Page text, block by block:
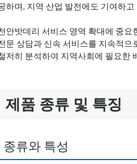
하며, 지역 산업 발전에도 기여하고
안밧데리 서비스 영역 확대에 중요
문 상담과 신속 서비스를 지속적
저히 분석하여 지역사회에 필요한
제품 종류 및 특징
류와 특성